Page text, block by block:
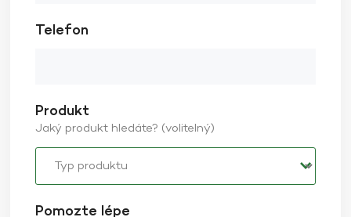
Telefon
Produkt
Jaký produkt hledáte? (volitelný)
Pomozte lépe